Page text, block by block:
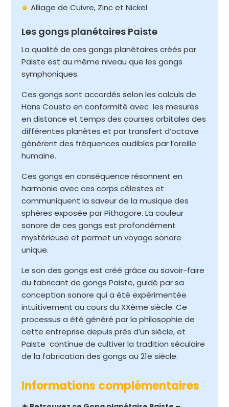
Alliage de Cuivre, Zinc et Nickel
Les gongs planétaires Paiste
La qualité de ces gongs planétaires créés par
Paiste est au même niveau que les gongs
symphoniques.
Ces gongs sont accordés selon les calculs de
Hans Cousto en conformité avec les mesures
en distance et temps des courses orbitales des
différentes planètes et par transfert d’octave
génèrent des fréquences audibles par l’oreille
humaine.
Ces gongs en conséquence résonnent en
harmonie avec ces corps célestes et
communiquent la saveur de la musique des
sphères exposée par Pithagore. La couleur
sonore de ces gongs est profondément
mystérieuse et permet un voyage sonore
unique.
Le son des gongs est créé grâce au savoir-faire
du fabricant de gongs Paiste, guidé par sa
conception sonore qui a été expérimentée
intuitivement au cours du XXème siècle. Ce
processus a été généré par la philosophie de
cette entreprise depuis près d’un siècle, et
Paiste continue de cultiver la tradition séculaire
de la fabrication des gongs au 21e siècle.
Informations complémentaires